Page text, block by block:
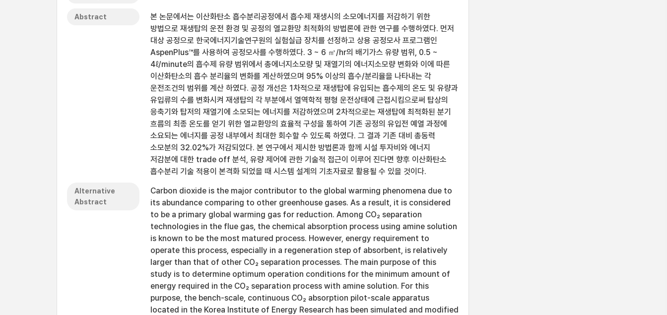
Abstract
본 논문에서는 이산화탄소 흡수분리공정에서 흡수제 재생시의 소모에너지를 저감하기 위한
방법으로 재생탑의 운전 환경 및 공정의 열교환망 최적화의 방법론에 관한 연구를 수행하였다. 먼저
대상 공정으로 한국에너지기술연구원의 실험실급 장치를 선정하고 상용 공정모사 프로그램인
AspenPlus™를 사용하여 공정모사를 수행하였다. 3 ~ 6 ㎥/hr의 배기가스 유량 범위, 0.5 ~
4ℓ/minute의 흡수제 유량 범위에서 총에너지소모량 및 재열기의 에너지소모량 변화와 이에 따른
이산화탄소의 흡수 분리율의 변화를 계산하였으며 95% 이상의 흡수/분리율을 나타내는 각
운전조건의 범위를 계산 하였다. 공정 개선은 1차적으로 재생탑에 유입되는 흡수제의 온도 및 유량과
유입류의 수를 변화시켜 재생탑의 각 부분에서 열역학적 평형 운전상태에 근접시킴으로써 탑상의
응축기와 탑저의 재열기에 소모되는 에너지를 저감하였으며 2차적으로는 재생탑에 최적화된 분기
흐름의 최종 온도를 얻기 위한 열교환망의 효율적 구성을 통하여 기존 공정의 유입전 예열 과정에
소요되는 에너지를 공정 내부에서 최대한 회수할 수 있도록 하였다. 그 결과 기존 대비 총동력
소모분의 32.02%가 저감되었다. 본 연구에서 제시한 방법론과 함께 시설 투자비와 에너지
저감분에 대한 trade off 분석, 유량 제어에 관한 기술적 접근이 이루어 진다면 향후 이산화탄소
흡수분리 기술 적용이 본격화 되었을 때 시스템 설계의 기초자료로 활용될 수 있을 것이다.
Alternative
Abstract
Carbon dioxide is the major contributor to the global warming phenomena due to
its abundance comparing to other greenhouse gases. As a result, it is considered
to be a primary global warming gas for reduction. Among CO₂ separation
technologies in the flue gas, the chemical absorption process using amine solution
is known to be the most matured process. However, energy requirement to
operate this process, especially in a regeneration step of absorbent, is relatively
larger than that of other CO₂ separation processes. The main purpose of this
study is to determine optimum operation conditions for the minimum amount of
energy required in the CO₂ separation process with amine solution. For this
purpose, the bench-scale, continuous CO₂ absorption pilot-scale apparatus
located in the Korea Institute of Energy Research has been simulated and modified